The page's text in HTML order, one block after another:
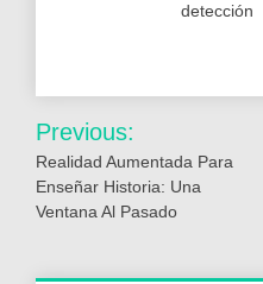
detección
Navegación
de
entradas
Previous:
Realidad Aumentada Para
Enseñar Historia: Una
Ventana Al Pasado